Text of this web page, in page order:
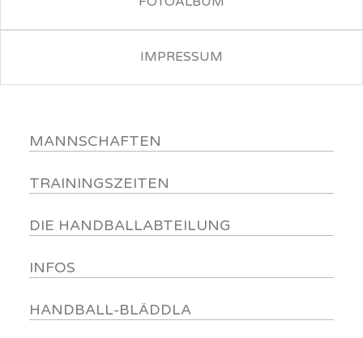
IMPRESSUM
MANNSCHAFTEN
TRAININGSZEITEN
DIE HANDBALLABTEILUNG
INFOS
HANDBALL-BLÄDDLA